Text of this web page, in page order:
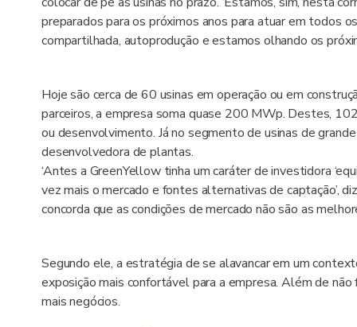
preparados para os próximos anos para atuar em todos
compartilhada, autoprodução e estamos olhando os
Hoje são cerca de 60 usinas em operação ou em
parceiros, a empresa soma quase 200 MWp. Destes,
ou desenvolvimento. Já no segmento de usinas de
desenvolvedora de plantas.
‘Antes a GreenYellow tinha um caráter de investidora
vez mais o mercado e fontes alternativas de captação’,
concorda que as condições de mercado não são as
Segundo ele, a estratégia de se alavancar em um
exposição mais confortável para a empresa. Além de
mais negócios.